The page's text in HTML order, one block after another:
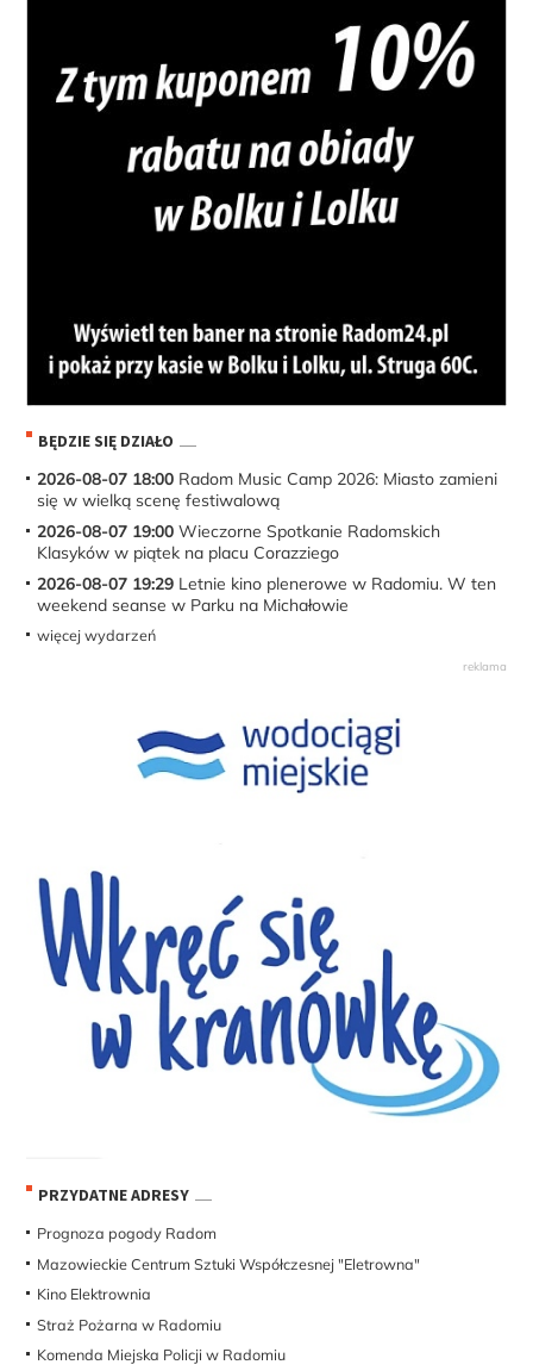
BĘDZIE SIĘ DZIAŁO
2026-08-07 18:00 Radom Music Camp 2026: Miasto zamieni
się w wielką scenę festiwalową
2026-08-07 19:00 Wieczorne Spotkanie Radomskich
Klasyków w piątek na placu Corazziego
2026-08-07 19:29 Letnie kino plenerowe w Radomiu. W ten
weekend seanse w Parku na Michałowie
więcej wydarzeń
PRZYDATNE ADRESY
Prognoza pogody Radom
Mazowieckie Centrum Sztuki Współczesnej "Eletrowna"
Kino Elektrownia
Straż Pożarna w Radomiu
Komenda Miejska Policji w Radomiu